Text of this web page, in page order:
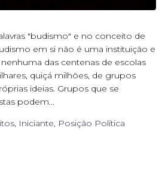
"budismo" e no conceito de
em si não é uma instituição e
das centenas de escolas
quiçá milhões, de grupos
ideias. Grupos que se
podem...
, Iniciante, Posição Política